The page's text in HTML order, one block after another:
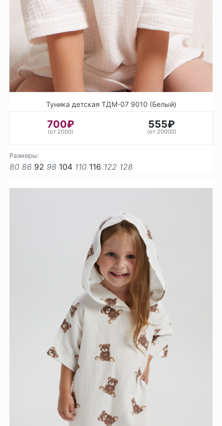
Туника детская ТДМ-07 9010 (Белый)
700₽
(от 2000)
555₽
(от 20000)
Размеры:
80 86 92 98 104 110 116 122 128